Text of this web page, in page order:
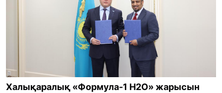
Халықаралық «Формула-1 H2O» жарысын